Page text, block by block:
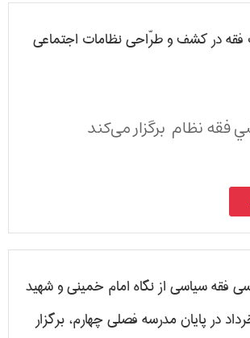
فقه در کشف و طرّاحی نظامات اجتماعی
نظام برگزار می‌‌کند
فقه سیاسی از نگاه امام خمینی و شهید
۴ خرداد در پایان مدرسه فصلی چهارم، برگزار